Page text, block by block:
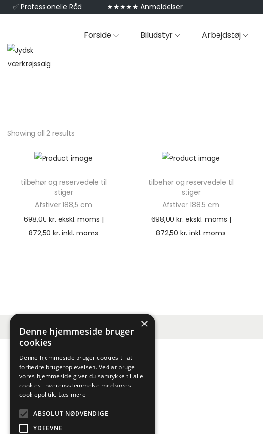
✅ Professionelle Råd ★★★★★ Anmeldelser
Forside Biludstyr Arbejdstøj
Showing all 2 results
tilbehør og reservedele til
stiger
Afstiver 188,5 cm
698,00 kr. ekskl. moms |
872,50kr. inkl. moms
tilbehør og reservedele til
stiger
Afstiver 188,5 cm
698,00 kr. ekskl. moms |
872,50kr. inkl. moms
×
Denne hjemmeside bruger
cookies
Denne hjemmeside bruger cookies til at
forbedre brugeroplevelsen. Ved at bruge
vores hjemmeside giver du samtykke til alle
cookies i overensstemmelse med vores
cookiepolitik. Læs mere
ABSOLUT NØDVENDIGE
YDEEVNE